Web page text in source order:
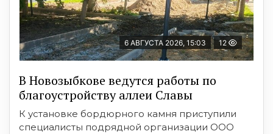
6 АВГУСТА 2026, 15:03 12
В Новозыбкове ведутся работы по
благоустройству аллеи Славы
К установке бордюрного камня приступили
специалисты подрядной организации ООО